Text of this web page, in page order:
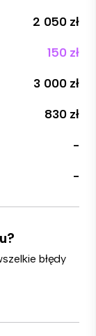
2 050 zł
150 zł
3 000 zł
830 zł
-
-
błędy